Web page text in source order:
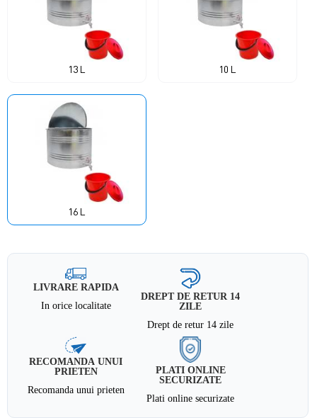
13 L 10 L
16 L
LIVRARE RAPIDA
In orice localitate
DREPT DE RETUR 14
ZILE
Drept de retur 14 zile
RECOMANDA UNUI
PRIETEN
Recomanda unui prieten
PLATI ONLINE
SECURIZATE
Plati online securizate